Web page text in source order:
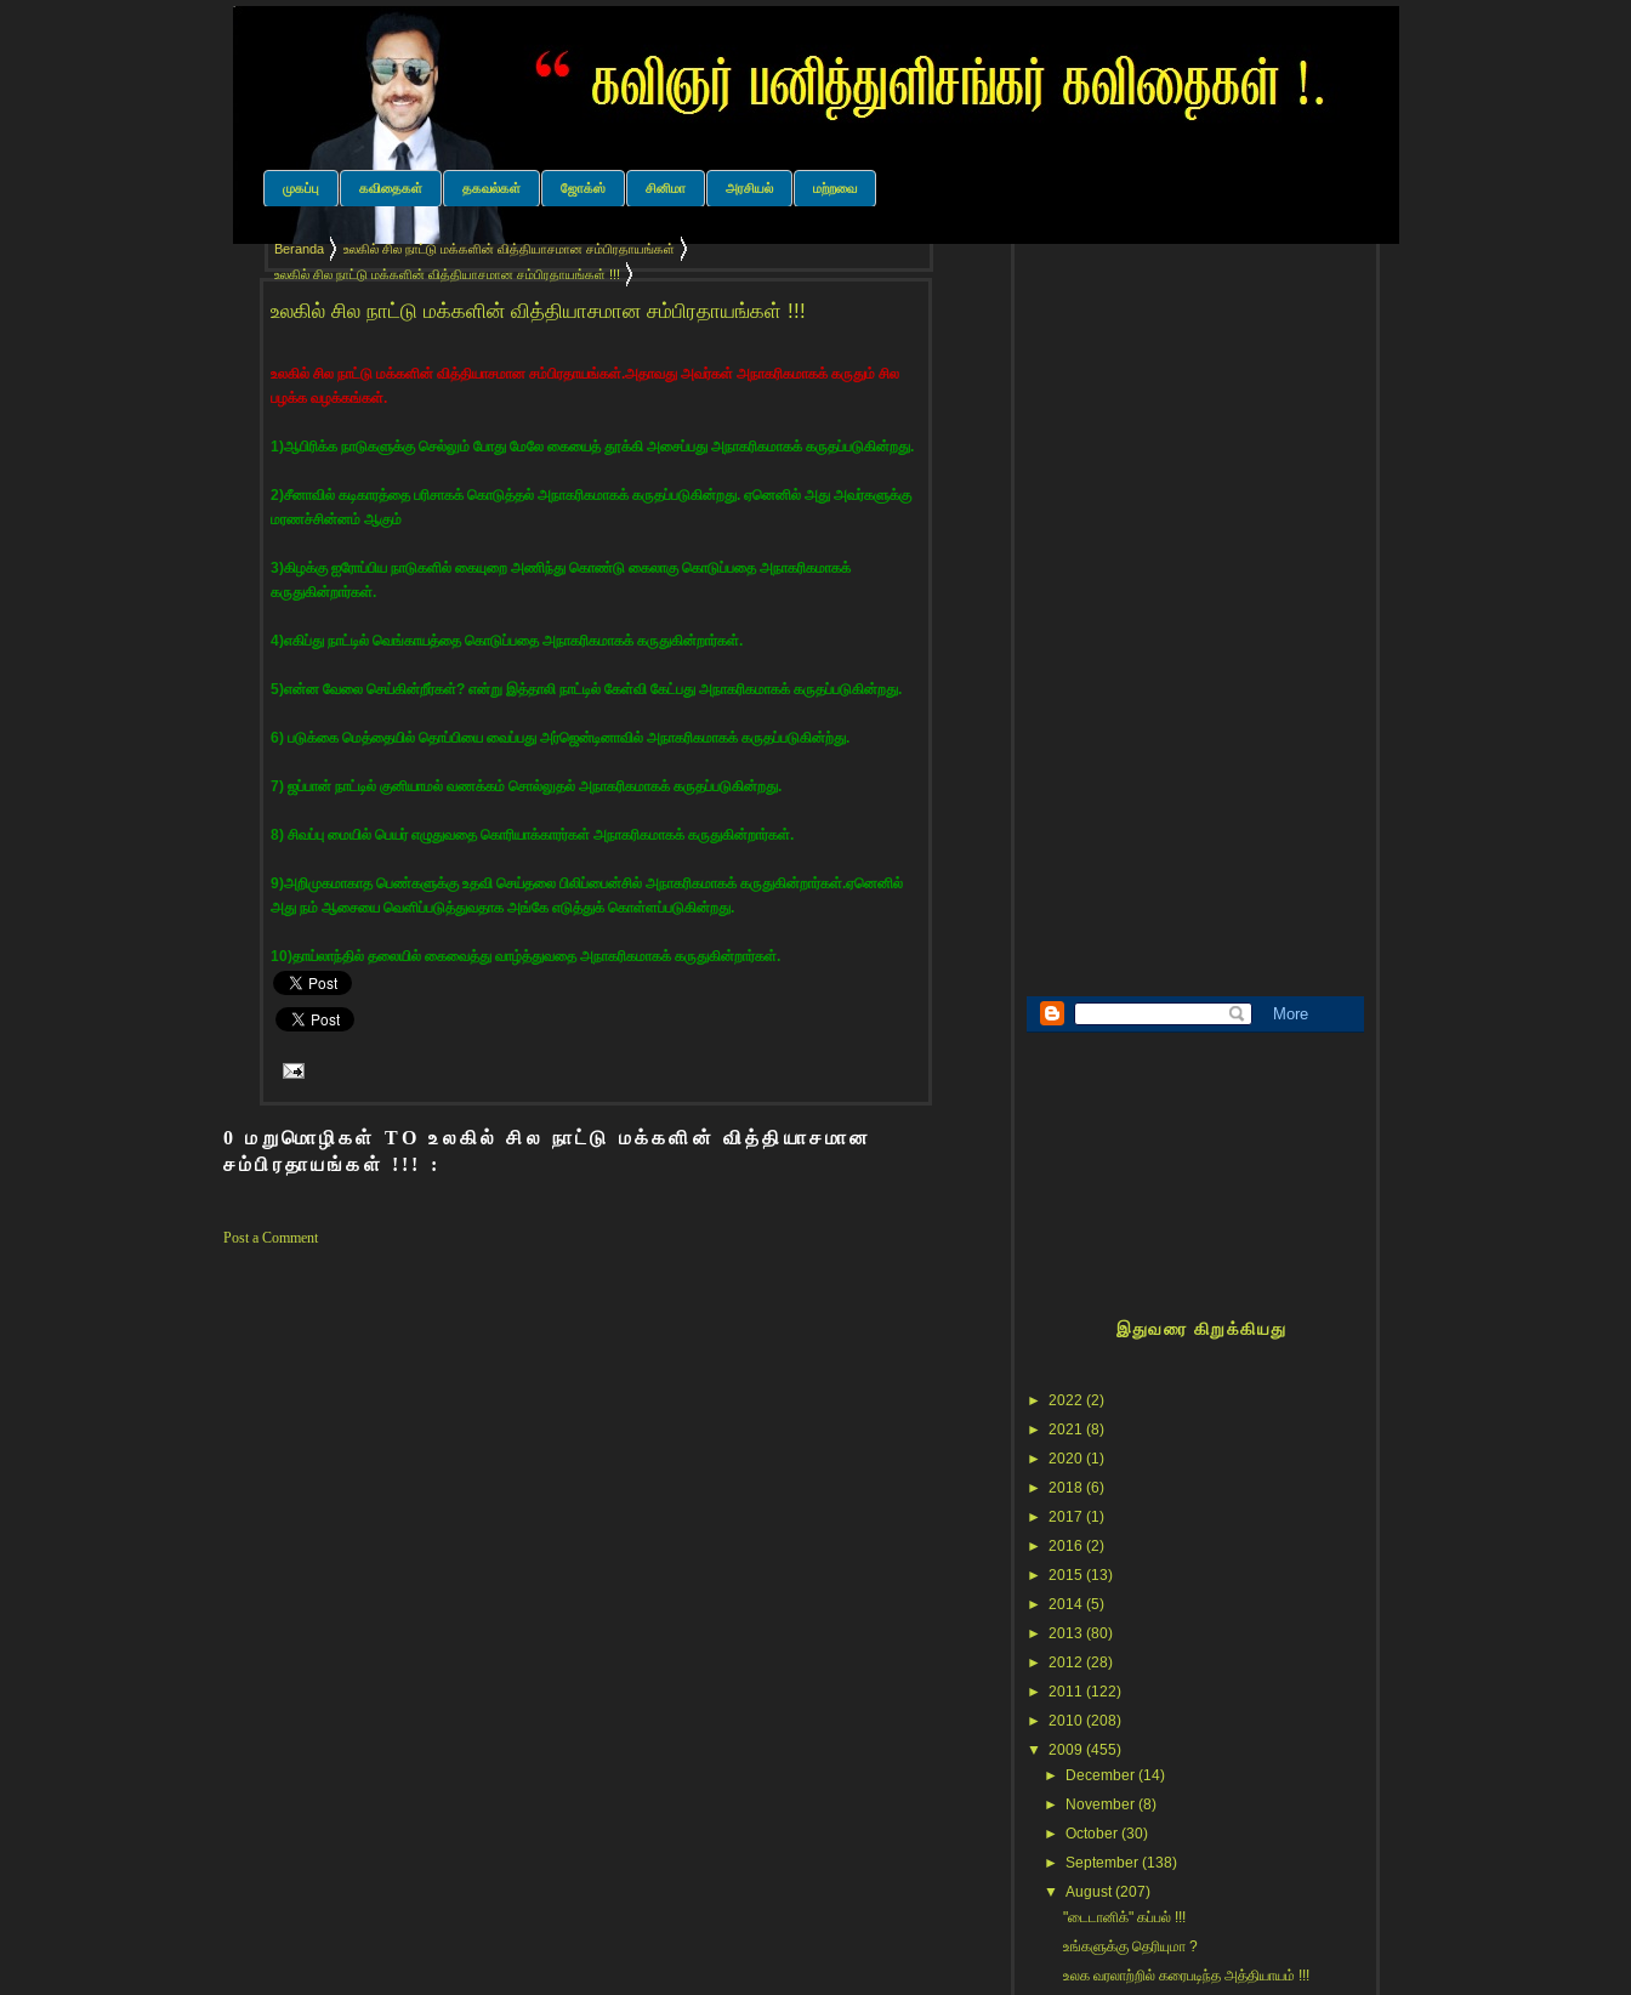
முகப்பு கவிதைகள் தகவல்கள் ஜோக்ஸ் சினிமா அரசியல் மற்றவை
Beranda
உலகில் சில நாட்டு மக்களின் வித்தியாசமான சம்பிரதாயங்கள்
உலகில் சில நாட்டு மக்களின் வித்தியாசமான சம்பிரதாயங்கள் !!!
உலகில் சில நாட்டு மக்களின் வித்தியாசமான சம்பிரதாயங்கள் !!!
உலகில் சில நாட்டு மக்களின் வித்தியாசமான சம்பிரதாயங்கள்.அதாவது அவர்கள் அநாகரிகமாகக் கருதும் சில
பழக்க வழக்கங்கள்.
1)ஆபிரிக்க நாடுகளுக்கு செல்லும் போது மேலே கையைத் தூக்கி அசைப்பது அநாகரிகமாகக் கருதப்படுகின்றது.
2)சீனாவில் கடிகாரத்தை பரிசாகக் கொடுத்தல் அநாகரிகமாகக் கருதப்படுகின்றது. ஏனெனில் அது அவர்களுக்கு
மரணச்சின்னம் ஆகும்
3)கிழக்கு ஐரோப்பிய நாடுகளில் கையுறை அணிந்து கொண்டு கைலாகு கொடுப்பதை அநாகரிகமாகக்
கருதுகின்றார்கள்.
4)எகிப்து நாட்டில் வெங்காயத்தை கொடுப்பதை அநாகரிகமாகக் கருதுகின்றார்கள்.
5)என்ன வேலை செய்கின்றீர்கள்? என்று இத்தாலி நாட்டில் கேள்வி கேட்பது அநாகரிகமாகக் கருதப்படுகின்றது.
6) படுக்கை மெத்தையில் தொப்பியை வைப்பது அர்ஜென்டினாவில் அநாகரிகமாகக் கருதப்படுகின்ற்து.
7) ஜப்பான் நாட்டில் குனியாமல் வணக்கம் சொல்லுதல் அநாகரிகமாகக் கருதப்படுகின்றது.
8) சிவப்பு மையில் பெயர் எழுதுவதை கொரியாக்காரர்கள் அநாகரிகமாகக் கருதுகின்றார்கள்.
9)அறிமுகமாகாத பெண்களுக்கு உதவி செய்தலை பிலிப்பைன்சில் அநாகரிகமாகக் கருதுகின்றார்கள்.ஏனெனில்
அது நம் ஆசையை வெளிப்படுத்துவதாக அங்கே எடுத்துக் கொள்ளப்படுகின்றது.
10)தாய்லாந்தில் தலையில் கைவைத்து வாழ்த்துவதை அநாகரிகமாகக் கருதுகின்றார்கள்.
0 மறுமொழிகள் TO உலகில் சில நாட்டு மக்களின் வித்தியாசமான
சம்பிரதாயங்கள் !!! :
Post a Comment
இதுவரை கிறுக்கியது
► 2022 (2)
► 2021 (8)
► 2020 (1)
► 2018 (6)
► 2017 (1)
► 2016 (2)
► 2015 (13)
► 2014 (5)
► 2013 (80)
► 2012 (28)
► 2011 (122)
► 2010 (208)
▼ 2009 (455)
►
December (14)
►
November (8)
►October (30)
►September (138)
▼ August (207)
"டைடானிக்" கப்பல் !!!
உங்களுக்கு தெரியுமா ?
உலக வரலாற்றில் கரைபடிந்த அத்தியாயம் !!!